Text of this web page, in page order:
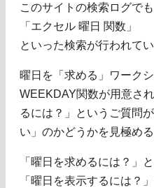
このサイトの検索ログでも
「エクセル 曜日 関数」
といった検索が行われて
曜日を「求める」ワーク
WEEKDAY関数が用意さ
るには？」というご質問
い」のかどうかを見極め
「曜日を求めるには？」
「曜日を表示するには？